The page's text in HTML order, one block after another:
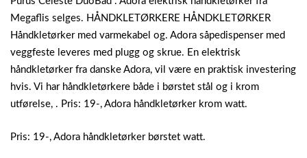
Megaflis selges. HÅNDKLETØRKERE HÅNDKLETØRKER
Håndkletørker med varmekabel og. Adora såpedispenser med
veggfeste leveres med plugg og skrue. En elektrisk
håndkletørker fra danske Adora, vil være en praktisk investering
hvis. Vi har håndkletørkere både i børstet stål og i krom
utførelse, . Pris: 19-, Adora håndkletørker krom watt.
Pris: 19-, Adora håndkletørker børstet watt.